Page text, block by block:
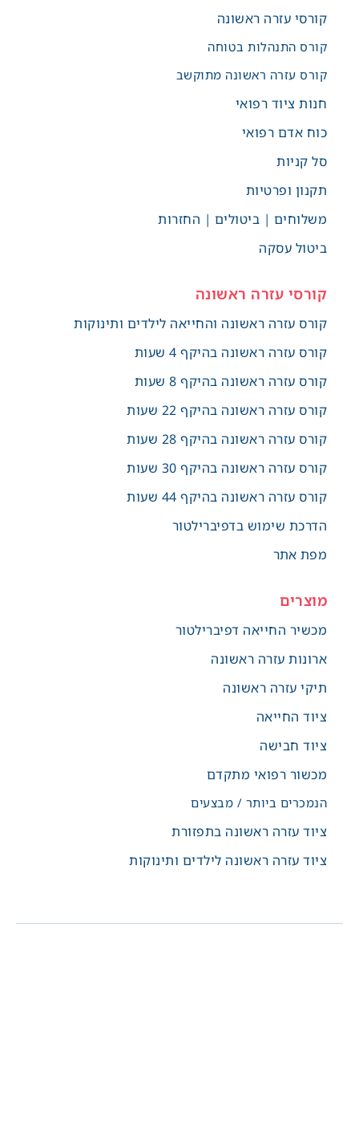
קורסי עזרה ראשונה
קורס התנהלות בטוחה
קורס עזרה ראשונה מתוקשב
חנות ציוד רפואי
כוח אדם רפואי
סל קניות
תקנון ופרטיות
משלוחים | ביטולים | החזרות
ביטול עסקה
קורסי עזרה ראשונה
קורס עזרה ראשונה והחייאה לילדים ותינוקות
קורס עזרה ראשונה בהיקף 4 שעות
קורס עזרה ראשונה בהיקף 8 שעות
קורס עזרה ראשונה בהיקף 22 שעות
קורס עזרה ראשונה בהיקף 28 שעות
קורס עזרה ראשונה בהיקף 30 שעות
קורס עזרה ראשונה בהיקף 44 שעות
הדרכת שימוש בדפיברילטור
מפת אתר
מוצרים
מכשיר החייאה דפיברילטור
ארונות עזרה ראשונה
תיקי עזרה ראשונה
ציוד החייאה
ציוד חבישה
מכשור רפואי מתקדם
הנמכרים ביותר / מבצעים
ציוד עזרה ראשונה בתפזורת
ציוד עזרה ראשונה לילדים ותינוקות